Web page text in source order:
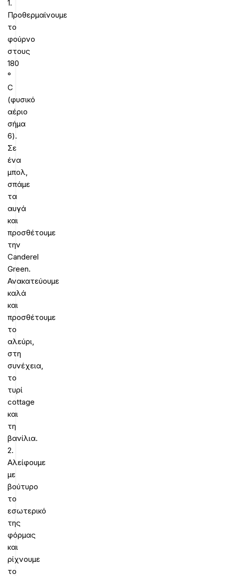
1.
Προθερμαίνουμε
το
φούρνο
στους
180
°
C
(φυσικό
αέριο
σήμα
6).
Σε
ένα
μπολ,
σπάμε
τα
αυγά
και
προσθέτουμε
την
Canderel
Green.
Ανακατεύουμε
καλά
και
προσθέτουμε
το
αλεύρι,
στη
συνέχεια,
το
τυρί
cottage
και
τη
βανίλια.
2.
Αλείφουμε
με
βούτυρο
το
εσωτερικό
της
φόρμας
και
ρίχνουμε
το